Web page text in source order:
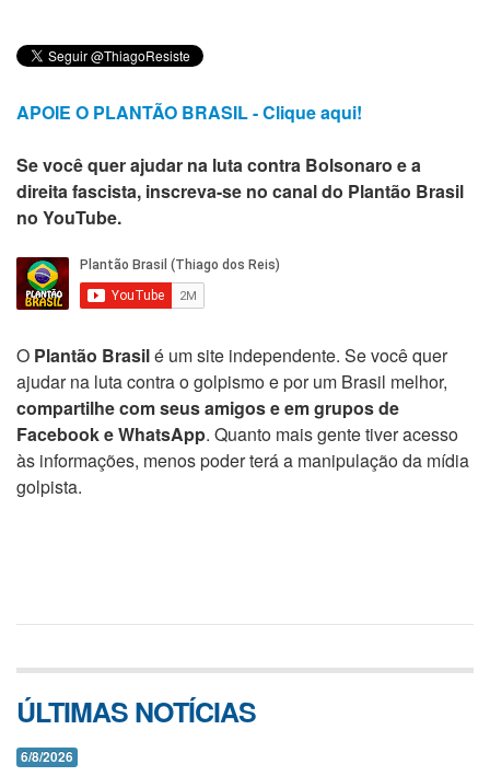
APOIE O PLANTÃO BRASIL - Clique aqui!
Se você quer ajudar na luta contra Bolsonaro e a
direita fascista, inscreva-se no canal do Plantão Brasil
no YouTube.
O Plantão Brasilé um site independente. Se você quer
ajudar na luta contra o golpismo e por um Brasil melhor,
compartilhe com seus amigos e em grupos de
Facebook e WhatsApp. Quanto mais gente tiver acesso
às informações, menos poder terá a manipulação da mídia
golpista.
ÚLTIMAS NOTÍCIAS
6/8/2026